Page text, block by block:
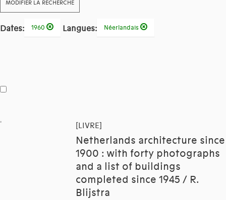
MODIFIER LA RECHERCHE
Dates: 1960 Langues: Néerlandais
[LIVRE]
Netherlands architecture since
1900 : with forty photographs
and a list of buildings
completed since 1945 / R.
Blijstra